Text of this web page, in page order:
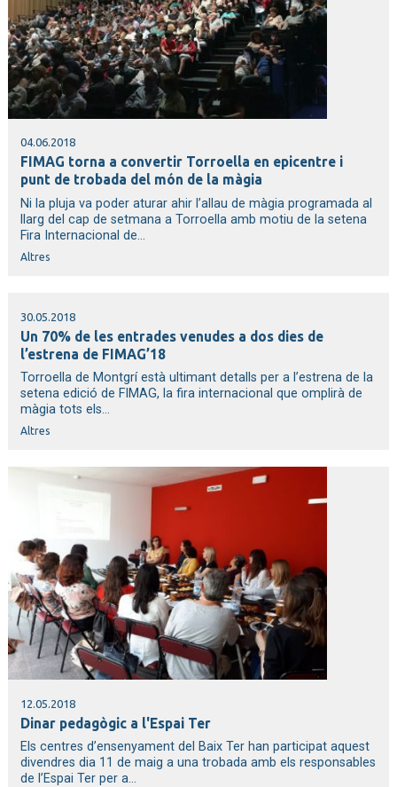
04.06.2018
FIMAG torna a convertir Torroella en epicentre i
punt de trobada del món de la màgia
Ni la pluja va poder aturar ahir l’allau de màgia programada al
llarg del cap de setmana a Torroella amb motiu de la setena
Fira Internacional de...
Altres
30.05.2018
Un 70% de les entrades venudes a dos dies de
l’estrena de FIMAG’18
Torroella de Montgrí està ultimant detalls per a l’estrena de la
setena edició de FIMAG, la fira internacional que omplirà de
màgia tots els...
Altres
12.05.2018
Dinar pedagògic a l'Espai Ter
Els centres d’ensenyament del Baix Ter han participat aquest
divendres dia 11 de maig a una trobada amb els responsables
de l’Espai Ter per a...